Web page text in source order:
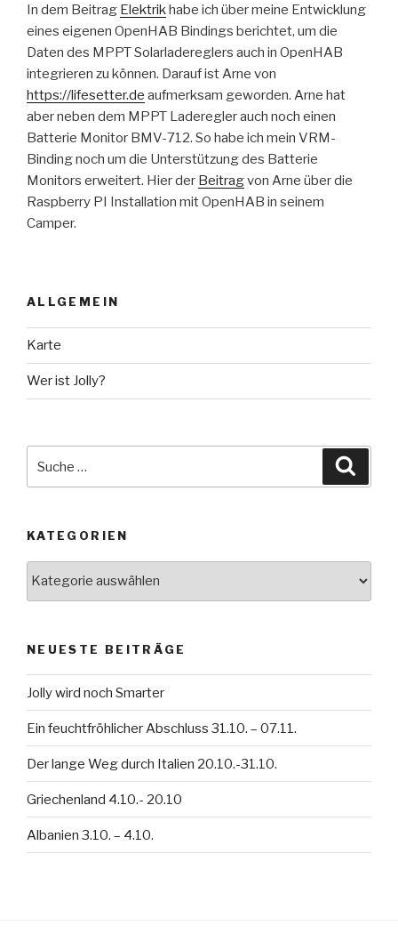
In dem Beitrag Elektrik habe ich über meine Entwicklung
eines eigenen OpenHAB Bindings berichtet, um die
Daten des MPPT Solarladereglers auch in OpenHAB
integrieren zu können. Darauf ist Arne von
https://lifesetter.de aufmerksam geworden. Arne hat
aber neben dem MPPT Laderegler auch noch einen
Batterie Monitor BMV-712. So habe ich mein VRM-
Binding noch um die Unterstützung des Batterie
Monitors erweitert. Hier der Beitragvon Arne über die
Raspberry PI Installation mit OpenHAB in seinem
Camper.
ALLGEMEIN
Karte
Wer ist Jolly?
nach:
KATEGORIEN
NEUESTE BEITRÄGE
Jolly wird noch Smarter
Ein feuchtfröhlicher Abschluss 31.10. – 07.11.
Der lange Weg durch Italien 20.10.-31.10.
Griechenland 4.10.- 20.10
Albanien 3.10. – 4.10.